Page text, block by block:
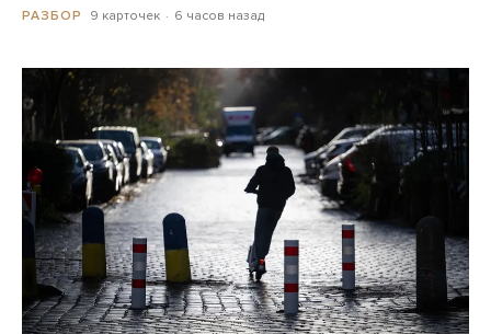
РАЗБОР 9 карточек 6 часов назад